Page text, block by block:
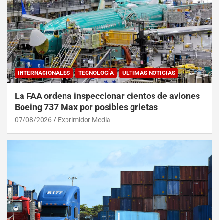
INTERNACIONALES TECNOLOGÍA ULTIMAS NOTICIAS
La FAA ordena inspeccionar cientos de aviones
Boeing 737 Max por posibles grietas
07/08/2026 Exprimidor Media